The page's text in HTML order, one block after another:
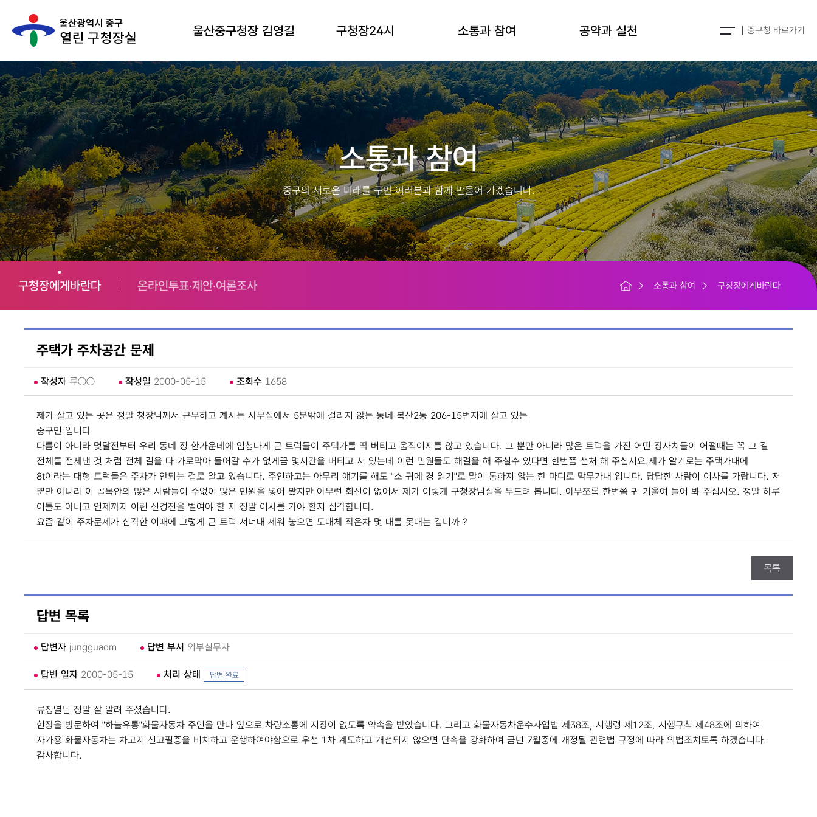
울산중구청장 김영길 구청장24시 소통과 참여 공약과 실천 중구청 바로가기
소통과 참여
중구의 새로운 미래를 구민 여러분과 함께 만들어 가겠습니다.
구청장에게바란다 온라인투표‧제안‧여론조사 소통과 참여 구청장에게바란다
주택가 주차공간 문제
작성자 류○○ 작성일 2000-05-15 조회수 1658
제가 살고 있는 곳은 정말 청장님께서 근무하고 계시는 사무실에서 5분밖에 걸리지 않는 동네 복산2동 206-15번지에 살고 있는
중구민 입니다
다름이 아니라 몇달전부터 우리 동네 정 한가운데에 엄청나게 큰 트럭들이 주택가를 딱 버티고 움직이지를 않고 있습니다. 그 뿐만 아니라 많은 트럭을 가진 어떤 장사치들이 어떨때는 꼭 그 길
전체를 전세낸 것 처럼 전체 길을 다 가로막아 들어갈 수가 없게끔 몇시간을 버티고 서 있는데 이런 민원들도 해결을 해 주실수 있다면 한번쯤 선처 해 주십시요.제가 알기로는 주택가내에
8t이라는 대형 트럭들은 주차가 안되는 걸로 알고 있습니다. 주인하고는 아무리 얘기를 해도 "소 귀에 경 읽기"로 말이 통하지 않는 한 마디로 막무가내 입니다. 답답한 사람이 이사를 가랍니다. 저
뿐만 아니라 이 골목안의 많은 사람들이 수없이 많은 민원을 넣어 봤지만 아무런 회신이 없어서 제가 이렇게 구청장님실을 두드려 봅니다. 아무쪼록 한번쯤 귀 기울여 들어 봐 주십시오. 정말 하루
이틀도 아니고 언제까지 이런 신경전을 벌여야 할 지 정말 이사를 가야 할지 심각합니다.
요즘 같이 주차문제가 심각한 이때에 그렇게 큰 트럭 서너대 세워 놓으면 도대체 작은차 몇 대를 못대는 겁니까 ?
목록
답변 목록
답변자 jungguadm 답변 부서 외부실무자
답변 일자 2000-05-15 처리 상태 답변 완료
류정열님 정말 잘 알려 주셨습니다.
현장을 방문하여 "하늘유통"화물자동차 주인을 만나 앞으로 차량소통에 지장이 없도록 약속을 받았습니다. 그리고 화물자동차운수사업법 제38조, 시행령 제12조, 시행규칙 제48조에 의하여
자가용 화물자동차는 차고지 신고필증을 비치하고 운행하여야함으로 우선 1차 계도하고 개선되지 않으면 단속을 강화하여 금년 7월중에 개정될 관련법 규정에 따라 의법조치토록 하겠습니다.
감사합니다.